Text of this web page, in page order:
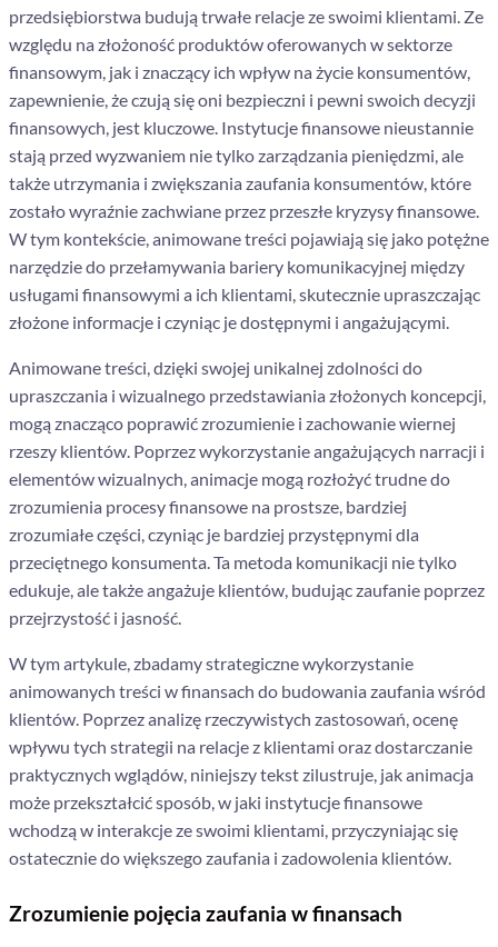
przedsiębiorstwa budują trwałe relacje ze swoimi klientami. Ze
względu na złożoność produktów oferowanych w sektorze
finansowym, jak i znaczący ich wpływ na życie konsumentów,
zapewnienie, że czują się oni bezpieczni i pewni swoich decyzji
finansowych, jest kluczowe. Instytucje finansowe nieustannie
stają przed wyzwaniem nie tylko zarządzania pieniędzmi, ale
także utrzymania i zwiększania zaufania konsumentów, które
zostało wyraźnie zachwiane przez przeszłe kryzysy finansowe.
W tym kontekście, animowane treści pojawiają się jako potężne
narzędzie do przełamywania bariery komunikacyjnej między
usługami finansowymi a ich klientami, skutecznie upraszczając
złożone informacje i czyniąc je dostępnymi i angażującymi.
Animowane treści, dzięki swojej unikalnej zdolności do
upraszczania i wizualnego przedstawiania złożonych koncepcji,
mogą znacząco poprawić zrozumienie i zachowanie wiernej
rzeszy klientów. Poprzez wykorzystanie angażujących narracji i
elementów wizualnych, animacje mogą rozłożyć trudne do
zrozumienia procesy finansowe na prostsze, bardziej
zrozumiałe części, czyniąc je bardziej przystępnymi dla
przeciętnego konsumenta. Ta metoda komunikacji nie tylko
edukuje, ale także angażuje klientów, budując zaufanie poprzez
przejrzystość i jasność.
W tym artykule, zbadamy strategiczne wykorzystanie
animowanych treści w finansach do budowania zaufania wśród
klientów. Poprzez analizę rzeczywistych zastosowań, ocenę
wpływu tych strategii na relacje z klientami oraz dostarczanie
praktycznych wglądów, niniejszy tekst zilustruje, jak animacja
może przekształcić sposób, w jaki instytucje finansowe
wchodzą w interakcje ze swoimi klientami, przyczyniając się
ostatecznie do większego zaufania i zadowolenia klientów.
Zrozumienie pojęcia zaufania w finansach